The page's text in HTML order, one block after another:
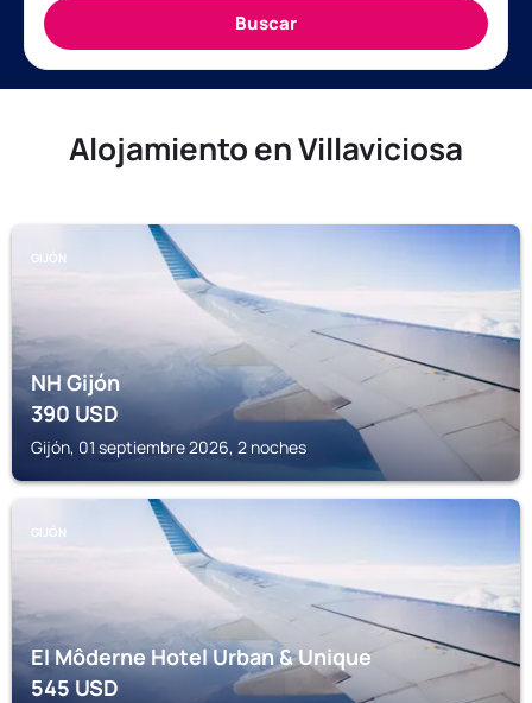
Alojamiento en Villaviciosa
GIJÓN
NH Gijón
390USD
Gijón, 01 septiembre 2026, 2 noches
GIJÓN
El Môderne Hotel Urban & Unique
545USD